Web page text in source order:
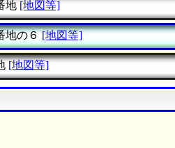
地 [地図等]
地の６ [地図等]
[地図等]